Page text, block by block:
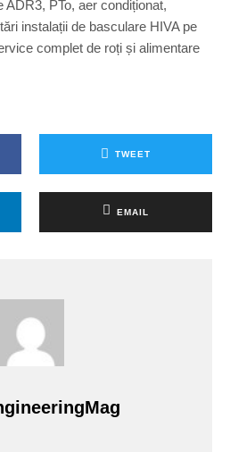
PTo, aer condiționat,
instalații de basculare HIVA pe
complet de roți și alimentare
TWEET
EMAIL